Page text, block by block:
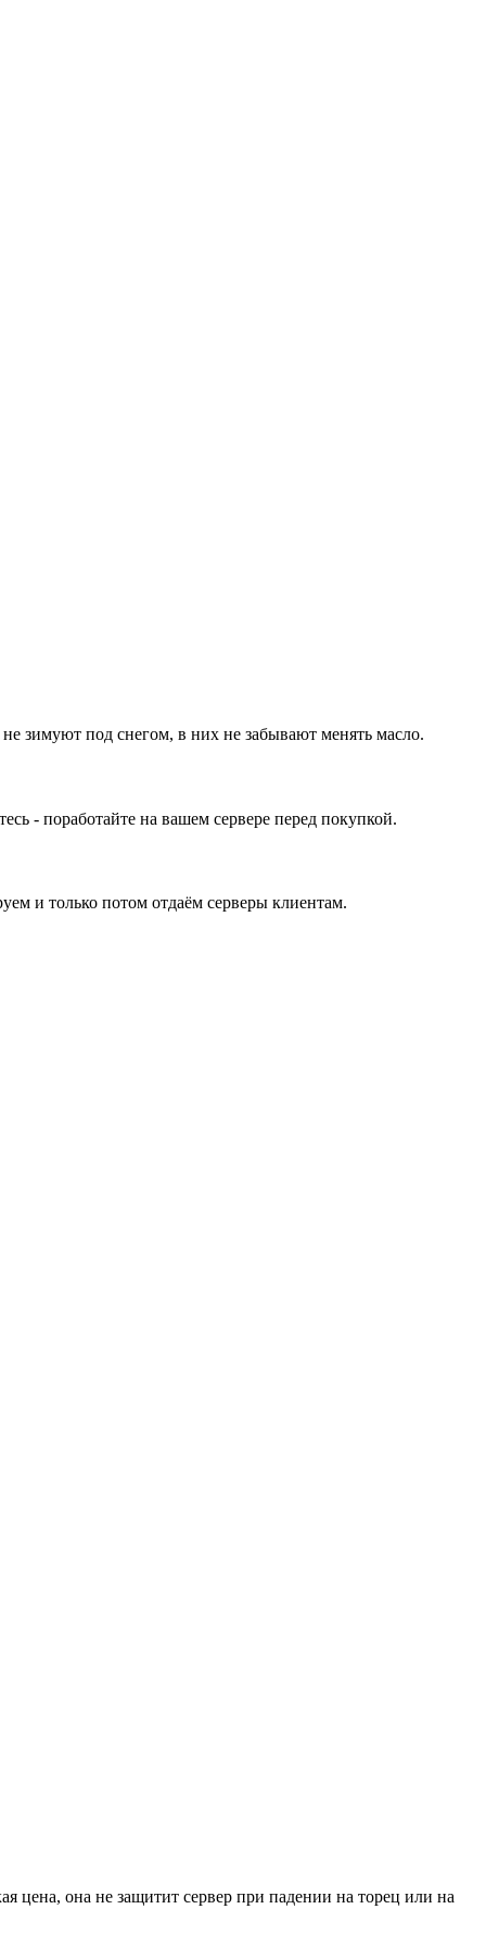
зимуют под снегом, в них не забывают менять масло.
- поработайте на вашем сервере перед покупкой.
и только потом отдаём серверы клиентам.
цена, она не защитит сервер при падении на торец или на